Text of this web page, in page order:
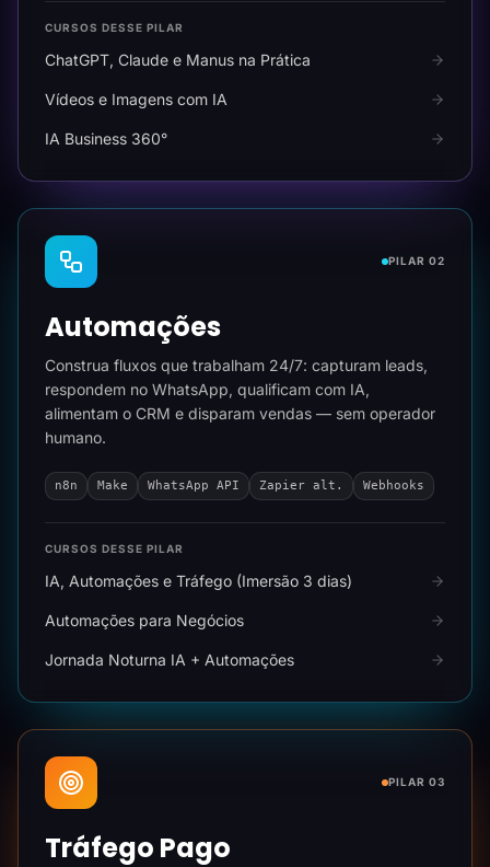
CURSOS DESSE PILAR
ChatGPT, Claude e Manus na Prática
Vídeos e Imagens com IA
IA Business 360°
PILAR 02
Automações
Construa fluxos que trabalham 24/7: capturam leads,
respondem no WhatsApp, qualificam com IA,
alimentam o CRM e disparam vendas — sem operador
humano.
n8n Make WhatsApp API Zapier alt. Webhooks
CURSOS DESSE PILAR
IA, Automações e Tráfego (Imersão 3 dias)
Automações para Negócios
Jornada Noturna IA + Automações
PILAR 03
Tráfego Pago